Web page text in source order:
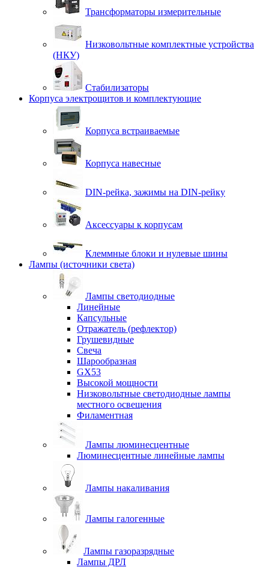
Трансформаторы измерительные
Низковольтные комплектные устройства
(НКУ)
Стабилизаторы
Корпуса электрощитов и комплектующие
Корпуса встраиваемые
Корпуса навесные
DIN-рейка, зажимы на DIN-рейку
Аксессуары к корпусам
Клеммные блоки и нулевые шины
Лампы (источники света)
Лампы светодиодные
Линейные
Капсульные
Отражатель (рефлектор)
Грушевидные
Свеча
Шарообразная
GX53
Высокой мощности
Низковольтные светодиодные лампы
местного освещения
Филаментная
Лампы люминесцентные
Люминесцентные линейные лампы
Лампы накаливания
Лампы галогенные
Лампы газоразрядные
Лампы ДРЛ